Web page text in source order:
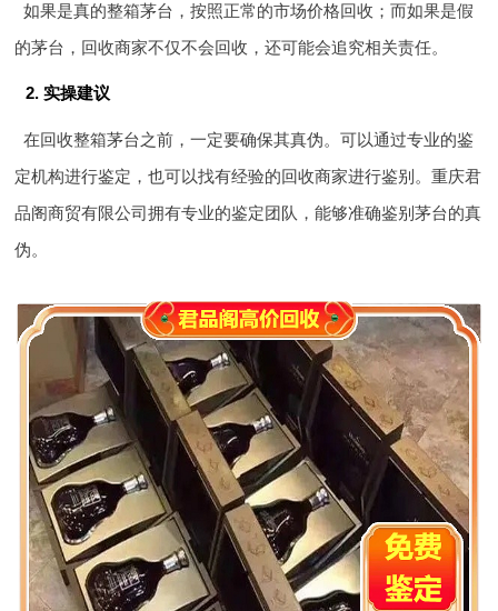
如果是真的整箱茅台，按照正常的市场价格回收；而如果是假
的茅台，回收商家不仅不会回收，还可能会追究相关责任。
2. 实操建议
在回收整箱茅台之前，一定要确保其真伪。可以通过专业的鉴
定机构进行鉴定，也可以找有经验的回收商家进行鉴别。重庆君
品阁商贸有限公司拥有专业的鉴定团队，能够准确鉴别茅台的真
伪。